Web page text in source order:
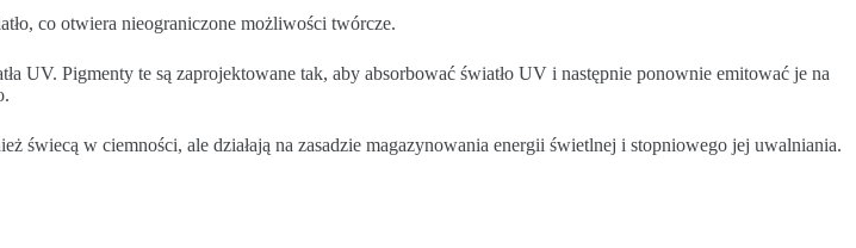
co otwiera nieograniczone możliwości twórcze.
UV. Pigmenty te są zaprojektowane tak, aby absorbować światło UV i następnie ponownie emitować je na
świecą w ciemności, ale działają na zasadzie magazynowania energii świetlnej i stopniowego jej uwalniania.